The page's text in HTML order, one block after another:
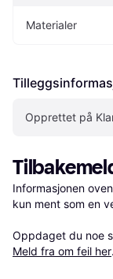
Materialer
Opprettet på
Informasjonen
kun ment som en
Oppdaget du noe
Meld fra om feil her.